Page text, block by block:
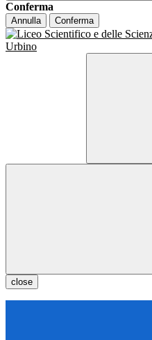
Conferma
Annulla Conferma
close